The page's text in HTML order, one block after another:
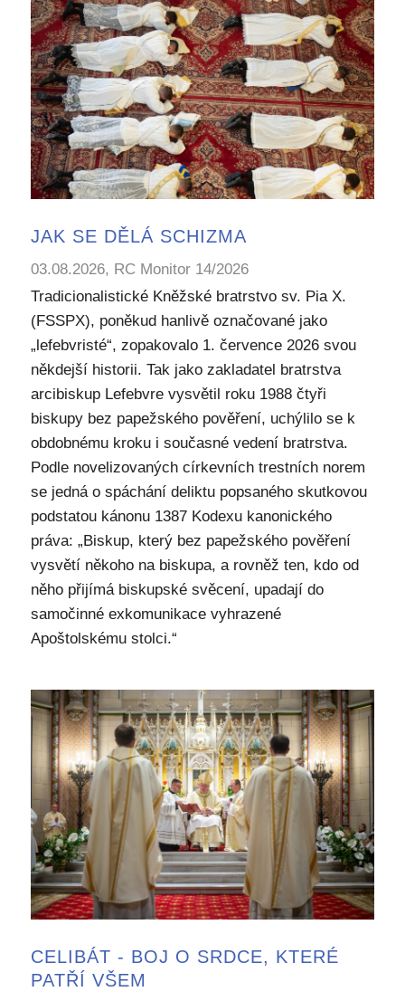
JAK SE DĚLÁ SCHIZMA
03.08.2026, RC Monitor 14/2026
Tradicionalistické Kněžské bratrstvo sv. Pia X.
(FSSPX), poněkud hanlivě označované jako
„lefebvristé“, zopakovalo 1. července 2026 svou
někdejší historii. Tak jako zakladatel bratrstva
arcibiskup Lefebvre vysvětil roku 1988 čtyři
biskupy bez papežského pověření, uchýlilo se k
obdobnému kroku i současné vedení bratrstva.
Podle novelizovaných církevních trestních norem
se jedná o spáchání deliktu popsaného skutkovou
podstatou kánonu 1387 Kodexu kanonického
práva: „Biskup, který bez papežského pověření
vysvětí někoho na biskupa, a rovněž ten, kdo od
něho přijímá biskupské svěcení, upadají do
samočinné exkomunikace vyhrazené
Apoštolskému stolci.“
CELIBÁT - BOJ O SRDCE, KTERÉ
PATŘÍ VŠEM